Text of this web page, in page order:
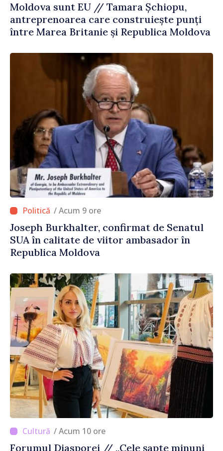
Moldova sunt EU // Tamara Șchiopu,
antreprenoarea care construiește punți
între Marea Britanie și Republica Moldova
/ Acum 9 ore
Joseph Burkhalter, confirmat de Senatul
SUA în calitate de viitor ambasador în
Republica Moldova
/ Acum 10 ore
Forumul Diasporei // „Cele șapte minuni